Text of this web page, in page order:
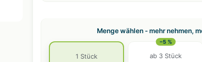
Menge wählen - mehr nehmen,
1 Stück
−5 %
ab 3 Stück